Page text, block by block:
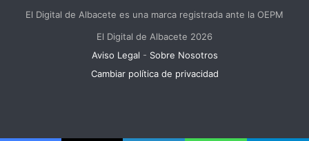
El Digital de Albacete es una marca registrada ante la OEPM
El Digital de Albacete 2026
Aviso Legal - Sobre Nosotros
Cambiar política de privacidad